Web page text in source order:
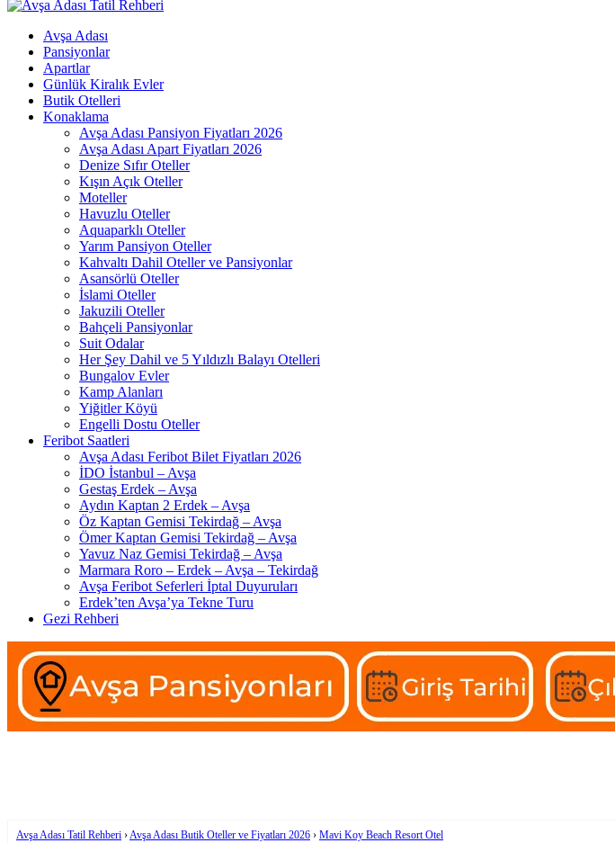
Avşa Adası
Pansiyonlar
Apartlar
Günlük Kiralık Evler
Butik Otelleri
Konaklama
Avşa Adası Pansiyon Fiyatları 2026
Avşa Adası Apart Fiyatları 2026
Denize Sıfır Oteller
Kışın Açık Oteller
Moteller
Havuzlu Oteller
Aquaparklı Oteller
Yarım Pansiyon Oteller
Kahvaltı Dahil Oteller ve Pansiyonlar
Asansörlü Oteller
İslami Oteller
Jakuzili Oteller
Bahçeli Pansiyonlar
Suit Odalar
Her Şey Dahil ve 5 Yıldızlı Balayı Otelleri
Bungalov Evler
Kamp Alanları
Yiğitler Köyü
Engelli Dostu Oteller
Feribot Saatleri
Avşa Adası Feribot Bilet Fiyatları 2026
İDO İstanbul – Avşa
Gestaş Erdek – Avşa
Aydın Kaptan 2 Erdek – Avşa
Öz Kaptan Gemisi Tekirdağ – Avşa
Ömer Kaptan Gemisi Tekirdağ – Avşa
Yavuz Naz Gemisi Tekirdağ – Avşa
Marmara Roro – Erdek – Avşa – Tekirdağ
Avşa Feribot Seferleri İptal Duyuruları
Erdek’ten Avşa’ya Tekne Turu
Gezi Rehberi
Avşa Adası Tatil Rehberi ›Avşa Adası Butik Oteller ve Fiyatları 2026 › Mavi Koy Beach Resort Otel